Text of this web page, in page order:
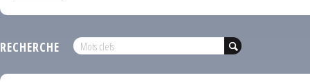
RECHERCHE